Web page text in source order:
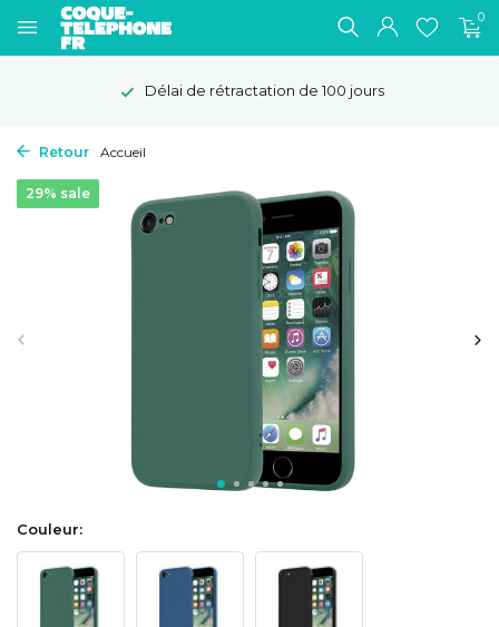
0
Délai de rétractation de 100 jours
Retour Accueil
29% sale
Couleur: